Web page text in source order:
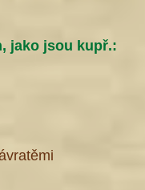
jako jsou kupř.: